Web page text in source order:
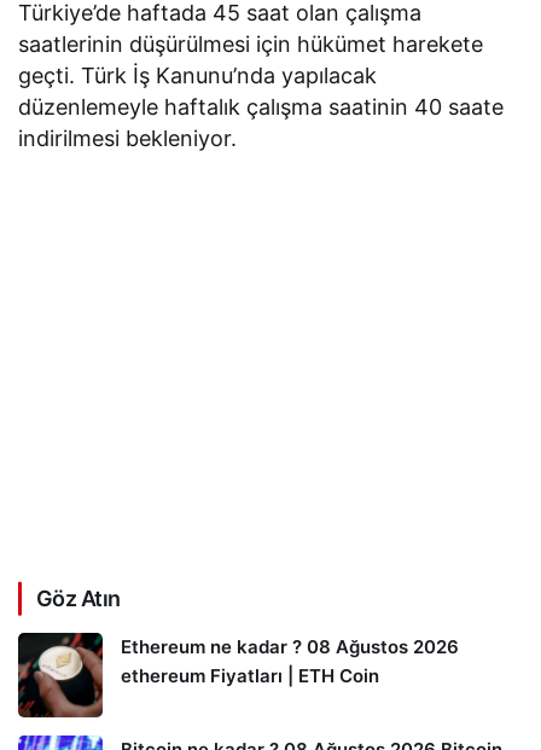
Türkiye’de haftada 45 saat olan çalışma
saatlerinin düşürülmesi için hükümet harekete
geçti. Türk İş Kanunu’nda yapılacak
düzenlemeyle haftalık çalışma saatinin 40 saate
indirilmesi bekleniyor.
Göz Atın
Ethereum ne kadar ? 08 Ağustos 2026
ethereum Fiyatları | ETH Coin